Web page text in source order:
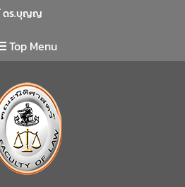
ดร.บุญญ
นประธานที่
ะพบ
อมก่อนเปิด
ศึกษา 2569
บดีทุกฝ่าย
ยแนวทาง
ต่ละด้านของ
ตรียมความ
Top Menu